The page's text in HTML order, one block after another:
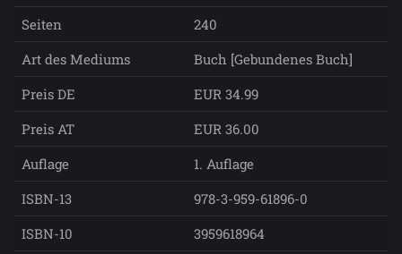
Seiten
240
Art des Mediums
Buch [Gebundenes Buch]
Preis DE
EUR 34.99
Preis AT
EUR 36.00
Auflage
1. Auflage
ISBN-13
978-3-959-61896-0
ISBN-10
3959618964